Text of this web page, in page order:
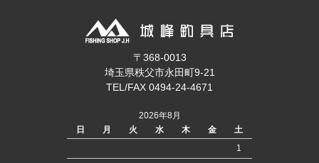
〒368-0013
埼玉県秩父市永田町9-21
TEL/FAX 0494-24-4671
2026年8月
日
月 火 水 木 金
土
1